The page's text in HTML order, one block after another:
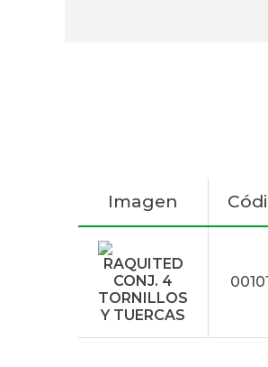
Imagen